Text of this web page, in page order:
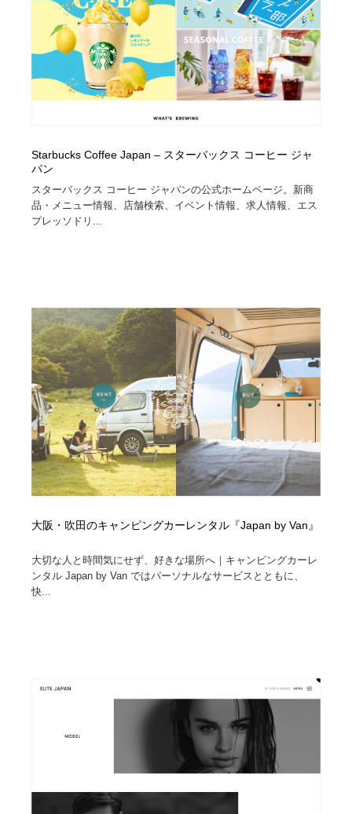
Starbucks Coffee Japan – スターバックス コーヒー ジャ
パン
スターバックス コーヒー ジャパンの公式ホームページ。新商
品・メニュー情報、店舗検索、イベント情報、求人情報、エス
プレッソドリ...
大阪・吹田のキャンピングカーレンタル『Japan by Van』
大切な人と時間気にせず、好きな場所へ｜キャンピングカーレ
ンタル Japan by Van ではパーソナルなサービスとともに、
快...